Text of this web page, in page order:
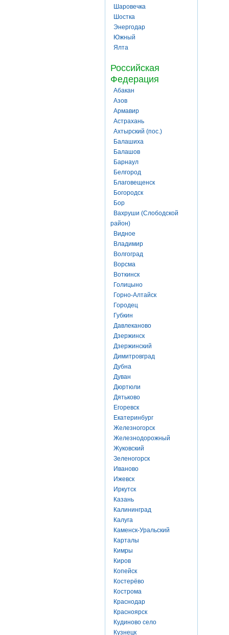
Шаровечка
Шостка
Энергодар
Южный
Ялта
Российская
Федерация
Абакан
Азов
Армавир
Астрахань
Ахтырский (пос.)
Балашиха
Балашов
Барнаул
Белгород
Благовещенск
Богородск
Бор
Вахруши (Слободской
район)
Видное
Владимир
Волгоград
Ворсма
Воткинск
Голицыно
Горно-Алтайск
Городец
Губкин
Давлеканово
Дзержинск
Дзержинский
Димитровград
Дубна
Дуван
Дюртюли
Дятьково
Егоревск
Екатеринбург
Железногорск
Железнодорожный
Жуковский
Зеленогорск
Иваново
Ижевск
Иркутск
Казань
Калининград
Калуга
Каменск-Уральский
Карталы
Кимры
Киров
Копейск
Костерёво
Кострома
Краснодар
Красноярск
Кудиново село
Кузнецк